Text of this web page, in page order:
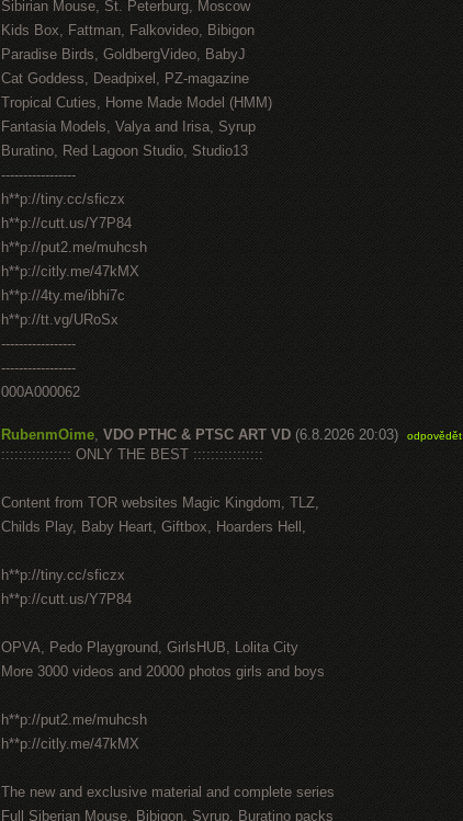
Sibirian Mouse, St. Peterburg, Moscow
Kids Box, Fattman, Falkovideo, Bibigon
Paradise Birds, GoldbergVideo, BabyJ
Cat Goddess, Deadpixel, PZ-magazine
Tropical Cuties, Home Made Model (HMM)
Fantasia Models, Valya and Irisa, Syrup
Buratino, Red Lagoon Studio, Studio13
-----------------
h**p://tiny.cc/sficzx
h**p://cutt.us/Y7P84
h**p://put2.me/muhcsh
h**p://citly.me/47kMX
h**p://4ty.me/ibhi7c
h**p://tt.vg/URoSx
-----------------
-----------------
000A000062
RubenmOime, VDO PTHC & PTSC ART VD (6.8.2026 20:03) odpovědět
:::::::::::::::: ONLY THE BEST ::::::::::::::::
Content from TOR websites Magic Kingdom, TLZ,
Childs Play, Baby Heart, Giftbox, Hoarders Hell,
h**p://tiny.cc/sficzx
h**p://cutt.us/Y7P84
OPVA, Pedo Playground, GirlsHUB, Lolita City
More 3000 videos and 20000 photos girls and boys
h**p://put2.me/muhcsh
h**p://citly.me/47kMX
The new and exclusive material and complete series
Full Siberian Mouse, Bibigon, Syrup, Buratino packs